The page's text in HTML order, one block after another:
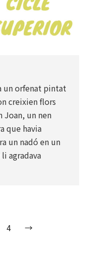
un orfenat pintat
creixien flors
Joan, un nen
que havia
un nadó en un
agradava
4 →